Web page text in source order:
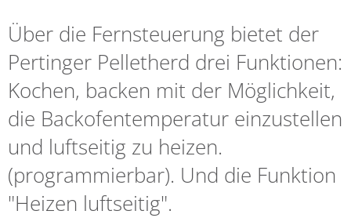
Über die Fernsteuerung bietet der
Pertinger Pelletherd drei Funktionen:
Kochen, backen mit der Möglichkeit,
die Backofentemperatur einzustellen
und luftseitig zu heizen.
(programmierbar). Und die Funktion
"Heizen luftseitig".